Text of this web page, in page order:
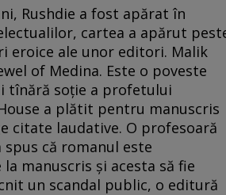
Rushdie a fost apărat în
cartea a apărut
ale unor editori. Malik
of Medina. Este o poveste
tînără soţie a profetului
a plătit pentru manuscris
citate laudative. O profesoară
că romanul este
manuscris şi acesta să fie
un scandal public, o editură